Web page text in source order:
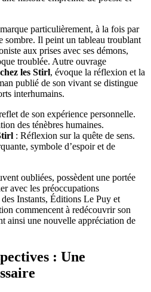
particulièrement, à la fois par
sombre. Il peint un tableau troublant
aux prises avec ses démons,
troublée. Autre ouvrage
les Stirl, évoque la réflexion et la
publié de son vivant se distingue
interhumains.
de son expérience personnelle.
des ténèbres humaines.
: Réflexion sur la quête de sens.
symbole d’espoir et de
oubliées, possèdent une portée
avec les préoccupations
Instants, Éditions Le Puy et
commencent à redécouvrir son
ainsi une nouvelle appréciation de
: Une